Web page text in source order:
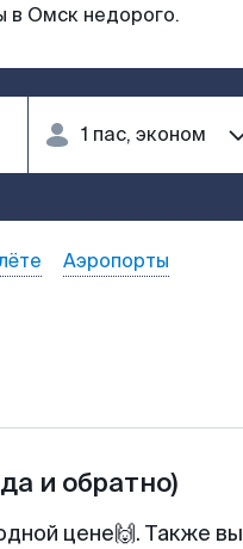
в Омск недорого.
Аэропорты
и обратно)
цене🙌. Также вы